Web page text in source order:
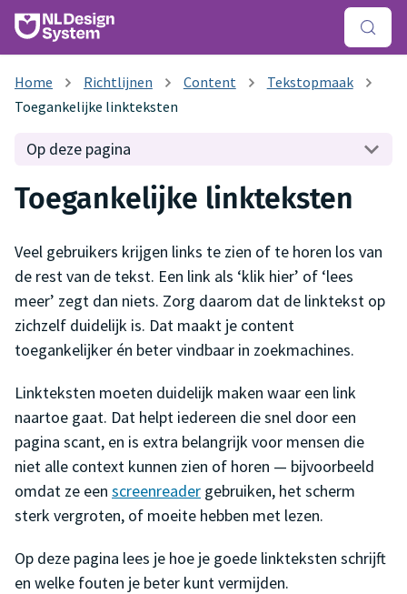
Richtlijnen Content
Tekstopmaak
Toegankelijke linkteksten
Op deze pagina
Toegankelijke linkteksten
Veel gebruikers krijgen links te zien of te horen los van
de rest van de tekst. Een link als ‘klik hier’ of ‘lees
meer’ zegt dan niets. Zorg daarom dat de linktekst op
zichzelf duidelijk is. Dat maakt je content
toegankelijker én beter vindbaar in zoekmachines.
Linkteksten moeten duidelijk maken waar een link
naartoe gaat. Dat helpt iedereen die snel door een
pagina scant, en is extra belangrijk voor mensen die
niet alle context kunnen zien of horen — bijvoorbeeld
omdat ze een screenreader gebruiken, het scherm
sterk vergroten, of moeite hebben met lezen.
Op deze pagina lees je hoe je goede linkteksten schrijft
en welke fouten je beter kunt vermijden.